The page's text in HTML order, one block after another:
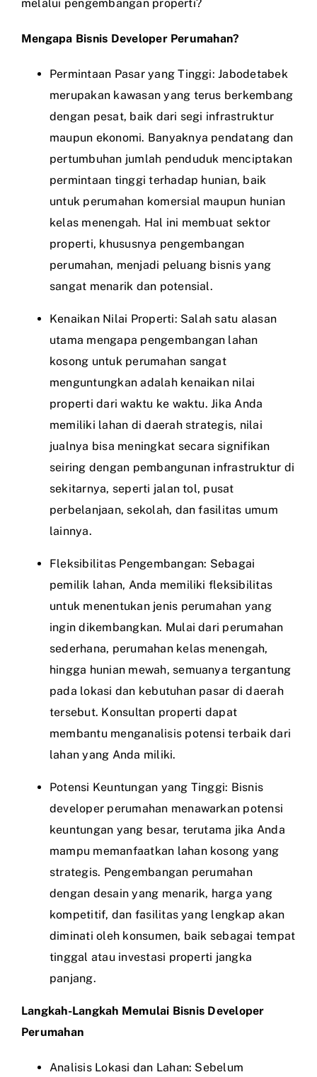
melalui pengembangan properti?
Mengapa Bisnis Developer Perumahan?
Permintaan Pasar yang Tinggi: Jabodetabek
merupakan kawasan yang terus berkembang
dengan pesat, baik dari segi infrastruktur
maupun ekonomi. Banyaknya pendatang dan
pertumbuhan jumlah penduduk menciptakan
permintaan tinggi terhadap hunian, baik
untuk perumahan komersial maupun hunian
kelas menengah. Hal ini membuat sektor
properti, khususnya pengembangan
perumahan, menjadi peluang bisnis yang
sangat menarik dan potensial.
Kenaikan Nilai Properti: Salah satu alasan
utama mengapa pengembangan lahan
kosong untuk perumahan sangat
menguntungkan adalah kenaikan nilai
properti dari waktu ke waktu. Jika Anda
memiliki lahan di daerah strategis, nilai
jualnya bisa meningkat secara signifikan
seiring dengan pembangunan infrastruktur di
sekitarnya, seperti jalan tol, pusat
perbelanjaan, sekolah, dan fasilitas umum
lainnya.
Fleksibilitas Pengembangan: Sebagai
pemilik lahan, Anda memiliki fleksibilitas
untuk menentukan jenis perumahan yang
ingin dikembangkan. Mulai dari perumahan
sederhana, perumahan kelas menengah,
hingga hunian mewah, semuanya tergantung
pada lokasi dan kebutuhan pasar di daerah
tersebut. Konsultan properti dapat
membantu menganalisis potensi terbaik dari
lahan yang Anda miliki.
Potensi Keuntungan yang Tinggi: Bisnis
developer perumahan menawarkan potensi
keuntungan yang besar, terutama jika Anda
mampu memanfaatkan lahan kosong yang
strategis. Pengembangan perumahan
dengan desain yang menarik, harga yang
kompetitif, dan fasilitas yang lengkap akan
diminati oleh konsumen, baik sebagai tempat
tinggal atau investasi properti jangka
panjang.
Langkah-Langkah Memulai Bisnis Developer
Perumahan
Analisis Lokasi dan Lahan: Sebelum